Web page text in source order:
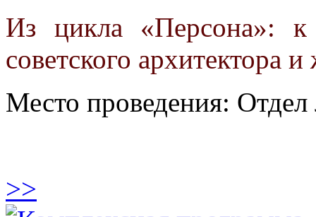
Из цикла «Персона»:
советского архитектора
Место проведения: Отдел
>>